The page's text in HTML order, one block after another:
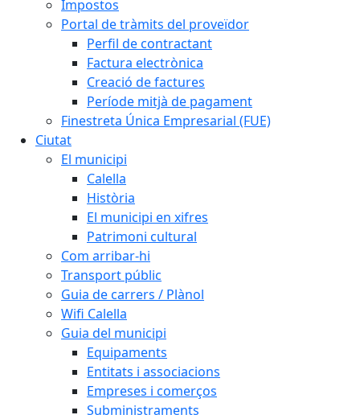
Impostos
Portal de tràmits del proveïdor
Perfil de contractant
Factura electrònica
Creació de factures
Període mitjà de pagament
Finestreta Única Empresarial (FUE)
Ciutat
El municipi
Calella
Història
El municipi en xifres
Patrimoni cultural
Com arribar-hi
Transport públic
Guia de carrers / Plànol
Wifi Calella
Guia del municipi
Equipaments
Entitats i associacions
Empreses i comerços
Subministraments